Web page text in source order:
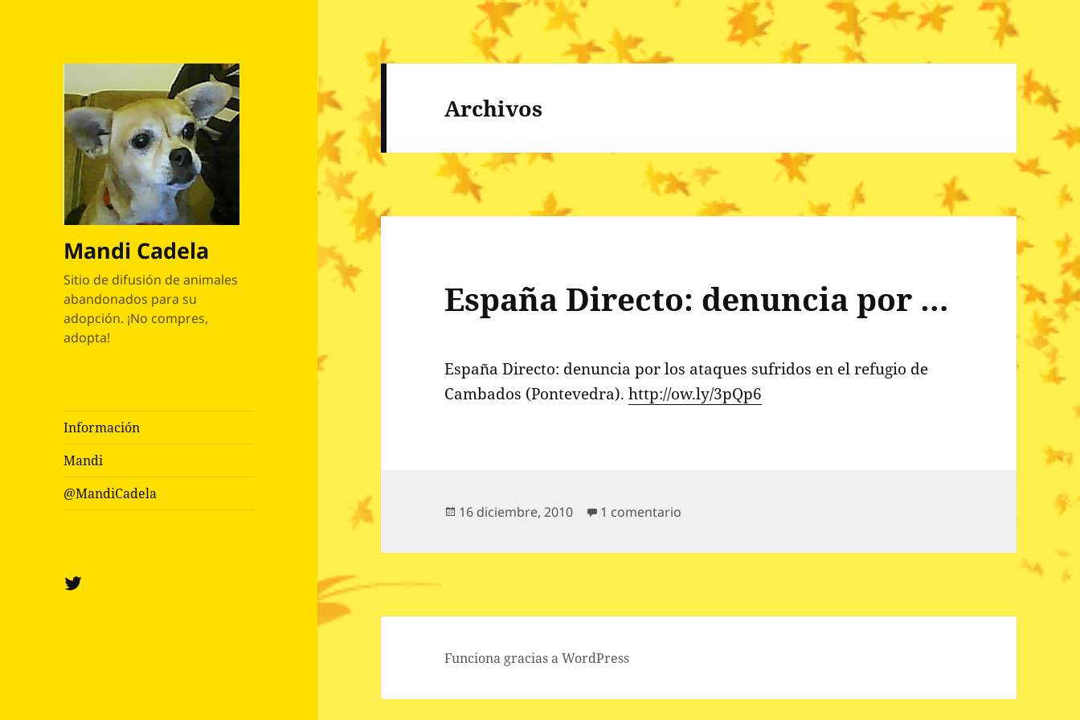
Mandi Cadela
Sitio de difusión de animales
abandonados para su
adopción. ¡No compres,
adopta!
Información
Mandi
@MandiCadela
Twitter
Archivos
España Directo: denuncia por …
España Directo: denuncia por los ataques sufridos en el refugio de
Cambados (Pontevedra).http://ow.ly/3pQp6
Publicado
16 diciembre, 2010 1 comentario
Funciona gracias a WordPress